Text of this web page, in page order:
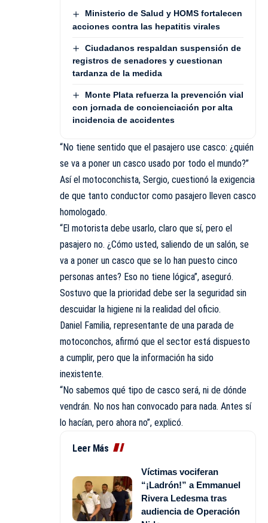
Ministerio de Salud y HOMS fortalecen
acciones contra las hepatitis virales
Ciudadanos respaldan suspensión de
registros de senadores y cuestionan
tardanza de la medida
Monte Plata refuerza la prevención vial
con jornada de concienciación por alta
incidencia de accidentes
“No tiene sentido que el pasajero use casco: ¿quién
se va a poner un casco usado por todo el mundo?”
Así el motoconchista, Sergio, cuestionó la exigencia
de que tanto conductor como pasajero lleven casco
homologado.
“El motorista debe usarlo, claro que sí, pero el
pasajero no. ¿Cómo usted, saliendo de un salón, se
va a poner un casco que se lo han puesto cinco
personas antes? Eso no tiene lógica”, aseguró.
Sostuvo que la prioridad debe ser la seguridad sin
descuidar la higiene ni la realidad del oficio.
Daniel Familia, representante de una parada de
motoconchos, afirmó que el sector está dispuesto
a cumplir, pero que la información ha sido
inexistente.
“No sabemos qué tipo de casco será, ni de dónde
vendrán. No nos han convocado para nada. Antes sí
lo hacían, pero ahora no”, explicó.
Leer Más
Víctimas vociferan
“¡Ladrón!” a Emmanuel
Rivera Ledesma tras
audiencia de Operación